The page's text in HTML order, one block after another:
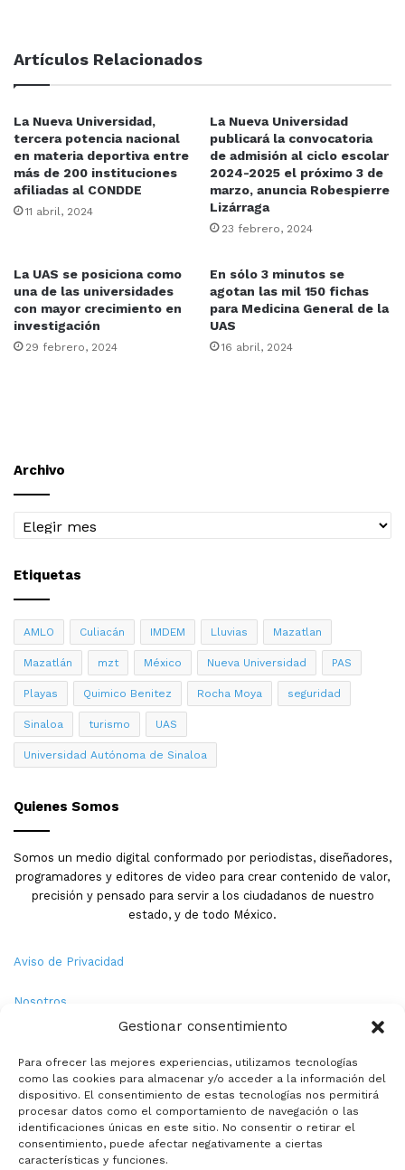
Gestionar consentimiento
Para ofrecer las mejores experiencias, utilizamos tecnologías
como las cookies para almacenar y/o acceder a la información del
dispositivo. El consentimiento de estas tecnologías nos permitirá
procesar datos como el comportamiento de navegación o las
identificaciones únicas en este sitio. No consentir o retirar el
consentimiento, puede afectar negativamente a ciertas
características y funciones.
Artículos Relacionados
La Nueva Universidad,
tercera potencia nacional
en materia deportiva entre
más de 200 instituciones
afiliadas al CONDDE
11 abril, 2024
La Nueva Universidad
publicará la convocatoria
de admisión al ciclo escolar
2024-2025 el próximo 3 de
marzo, anuncia Robespierre
Lizárraga
23 febrero, 2024
La UAS se posiciona como
una de las universidades
con mayor crecimiento en
investigación
29 febrero, 2024
En sólo 3 minutos se
agotan las mil 150 fichas
para Medicina General de la
UAS
16 abril, 2024
Archivo
Archivo
Etiquetas
AMLO Culiacán IMDEM Lluvias Mazatlan
Mazatlán mzt México Nueva Universidad PAS
Playas Quimico Benitez Rocha Moya seguridad
Sinaloa turismo UAS
Universidad Autónoma de Sinaloa
Quienes Somos
Somos un medio digital conformado por periodistas, diseñadores,
programadores y editores de video para crear contenido de valor,
precisión y pensado para servir a los ciudadanos de nuestro
estado, y de todo México.
Aviso de Privacidad
Nosotros
Política de Cookies
Contacto